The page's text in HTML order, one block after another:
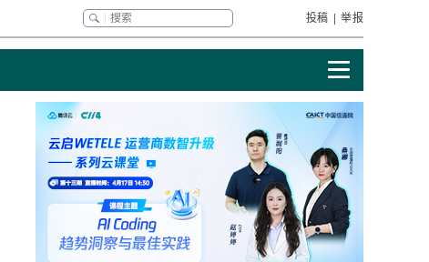
投稿 | 举报